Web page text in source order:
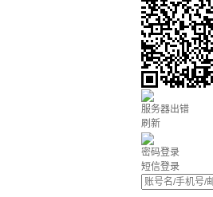
服务器出错
刷新
密码登录
短信登录